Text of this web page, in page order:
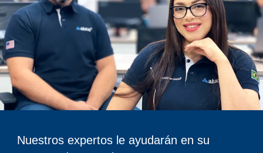
Nuestros expertos le ayudarán en su